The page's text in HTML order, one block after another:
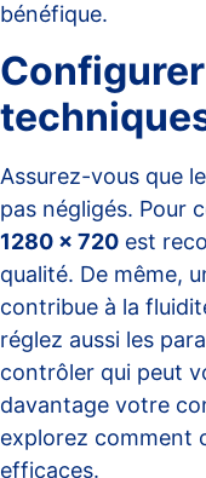
bénéfique.
Assurez-vous que
pas négligés. Pour
1280 x 720 est
qualité. De même,
contribue à la
réglez aussi les
contrôler qui peut
davantage votre
explorez comment
efficaces.